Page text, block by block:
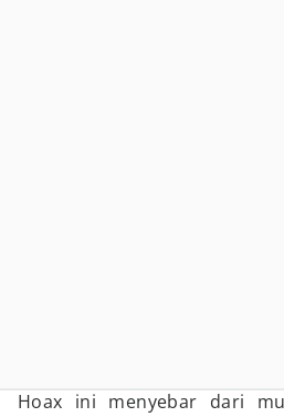
Hoax ini menyebar dari